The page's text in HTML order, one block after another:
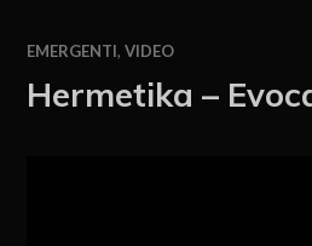
EMERGENTI,VIDEO
Hermetika –